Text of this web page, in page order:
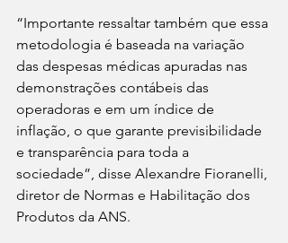
“Importante ressaltar também que essa
metodologia é baseada na variação
das despesas médicas apuradas nas
demonstrações contábeis das
operadoras e em um índice de
inflação, o que garante previsibilidade
e transparência para toda a
sociedade”, disse Alexandre Fioranelli,
diretor de Normas e Habilitação dos
Produtos da ANS.